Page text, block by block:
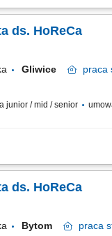
pozyskiwanie klientów
ds. HoReCa
Gliwice praca
junior / mid / senior
pozyskiwanie klientów
ds. HoReCa
Bytom praca